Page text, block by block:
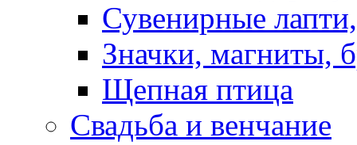
Сувенирные
Значки, магниты,
Щепная птица
Свадьба и венчание